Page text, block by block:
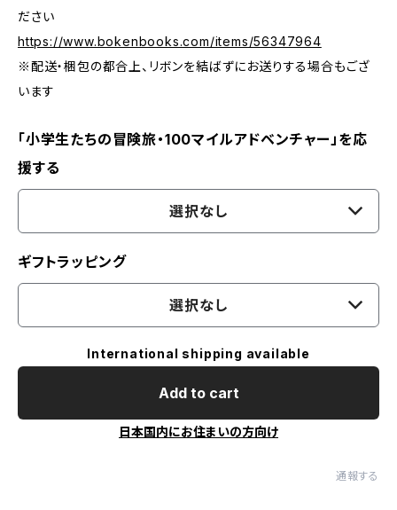
ださい
https://www.bokenbooks.com/items/56347964
※配送・梱包の都合上、リボンを結ばずにお送りする場合もござ
います
「小学生たちの冒険旅・100マイルアドベンチャー」を応
援する
選択なし
ギフトラッピング
選択なし
International shipping available
Add to cart
日本国内にお住まいの方向け
通報する